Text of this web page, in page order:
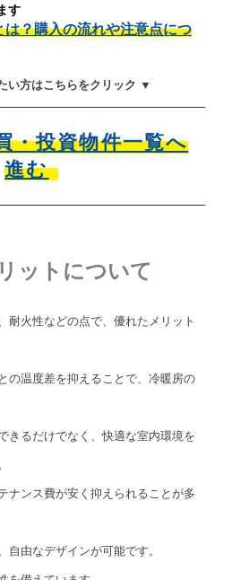
す
？購入の流れや注意点につ
い方はこちらをクリック ▼
・投資物件一覧へ
進む
ットについて
耐火性などの点で、優れたメリット
の温度差を抑えることで、冷暖房の
きるだけでなく、快適な室内環境を
ナンス費が安く抑えられることが多
自由なデザインが可能です。